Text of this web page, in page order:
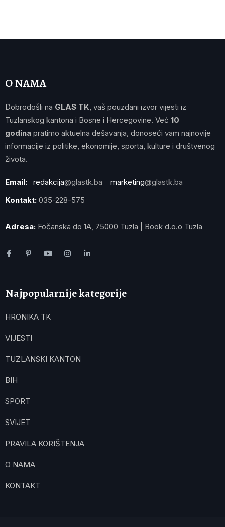
O NAMA
Dobrodošli na GLAS TK , vaš pouzdani izvor vijesti iz
Tuzlanskog kantona i Bosne i Hercegovine. Već 10
godina pratimo aktuelna dešavanja, donoseći vam najnovije
informacije iz politike, ekonomije, sporta, kulture i društvenog
života.
Email: redakcija@glastk.ba marketing@glastk.ba
Kontakt: 035-228-575
Adresa: Fočanska do 1A, 75000 Tuzla | Book d.o.o Tuzla
Najpopularnije kategorije
HRONIKA TK
VIJESTI
TUZLANSKI KANTON
BIH
SPORT
SVIJET
PRAVILA KORIŠTENJA
O NAMA
KONTAKT